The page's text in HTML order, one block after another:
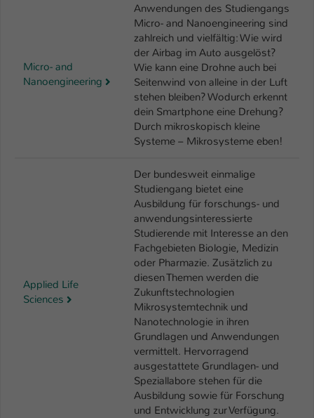
Micro- and
Nanoengineering
Anwendungen des Studiengangs
Micro- and Nanoengineering sind
zahlreich und vielfältig: Wie wird
der Airbag im Auto ausgelöst?
Wie kann eine Drohne auch bei
Seitenwind von alleine in der Luft
stehen bleiben? Wodurch erkennt
dein Smartphone eine Drehung?
Durch mikroskopisch kleine
Systeme – Mikrosysteme eben!
Applied Life
Sciences
Der bundesweit einmalige
Studiengang bietet eine
Ausbildung für forschungs- und
anwendungsinteressierte
Studierende mit Interesse an den
Fachgebieten Biologie, Medizin
oder Pharmazie. Zusätzlich zu
diesen Themen werden die
Zukunftstechnologien
Mikrosystemtechnik und
Nanotechnologie in ihren
Grundlagen und Anwendungen
vermittelt. Hervorragend
ausgestattete Grundlagen- und
Speziallabore stehen für die
Ausbildung sowie für Forschung
und Entwicklung zur Verfügung.